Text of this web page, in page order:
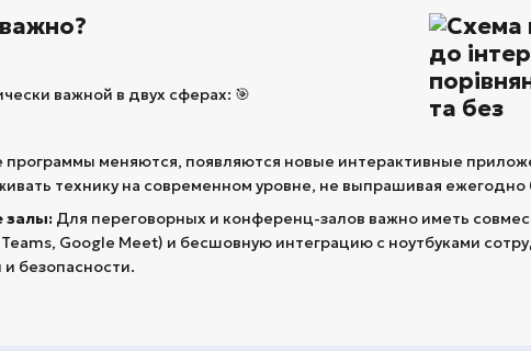
важной в двух сферах: 🎯
меняются, появляются новые интерактивные
технику на современном уровне, не выпрашивая
залы: Для переговорных и конференц-залов важно иметь
Google Meet) и бесшовную интеграцию с ноутбуками
безопасности.